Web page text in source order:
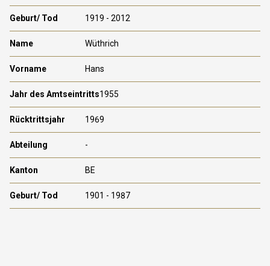
1919 - 2012
Wüthrich
Hans
1955
1969
-
BE
1901 - 1987